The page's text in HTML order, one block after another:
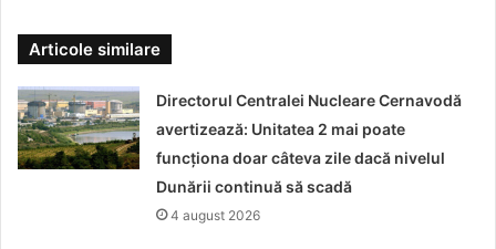
Articole similare
Directorul Centralei Nucleare Cernavodă
avertizează: Unitatea 2 mai poate
funcționa doar câteva zile dacă nivelul
Dunării continuă să scadă
4 august 2026